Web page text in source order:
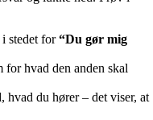
i stedet for“Du gør mig
hvad den anden skal
hvad du hører – det viser, at